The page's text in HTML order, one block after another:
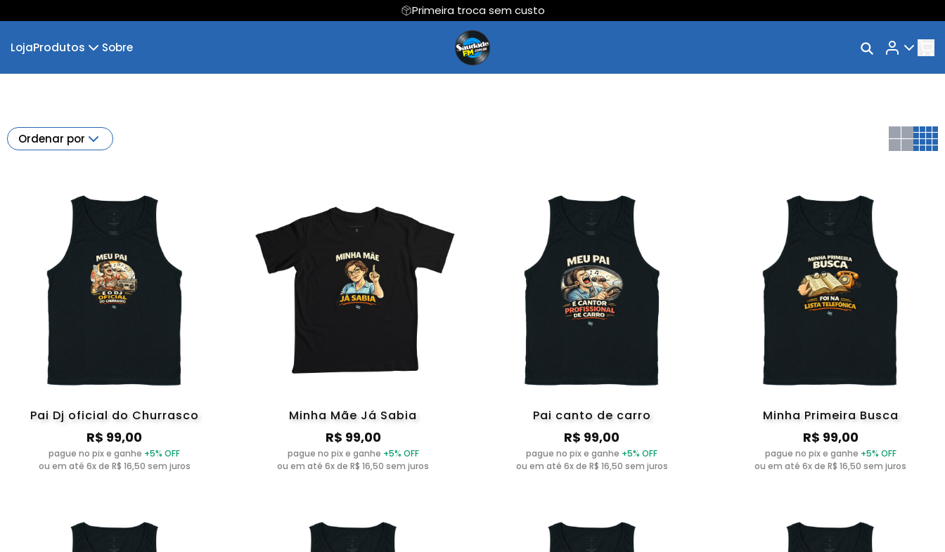
Primeira troca sem custo
LojaProdutos
Body Infantil
Sobre
Ordenar por
Pai Dj oficial do Churrasco
R$ 99,00
pague no pix e ganhe +5% OFF
ou em até 6x de R$ 16,50 sem juros
Minha Mãe Já Sabia
R$ 99,00
pague no pix e ganhe +5% OFF
ou em até 6x de R$ 16,50 sem juros
Pai canto de carro
R$ 99,00
pague no pix e ganhe +5% OFF
ou em até 6x de R$ 16,50 sem juros
Minha Primeira Busca
R$ 99,00
pague no pix e ganhe +5% OFF
ou em até 6x de R$ 16,50 sem juros